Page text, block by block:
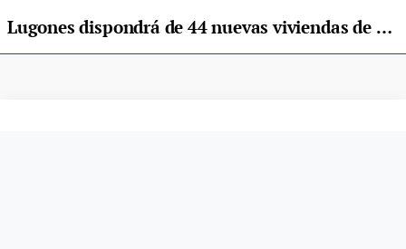
Lugones dispondrá de 44 nuevas viviendas de alquiler para jóvenes